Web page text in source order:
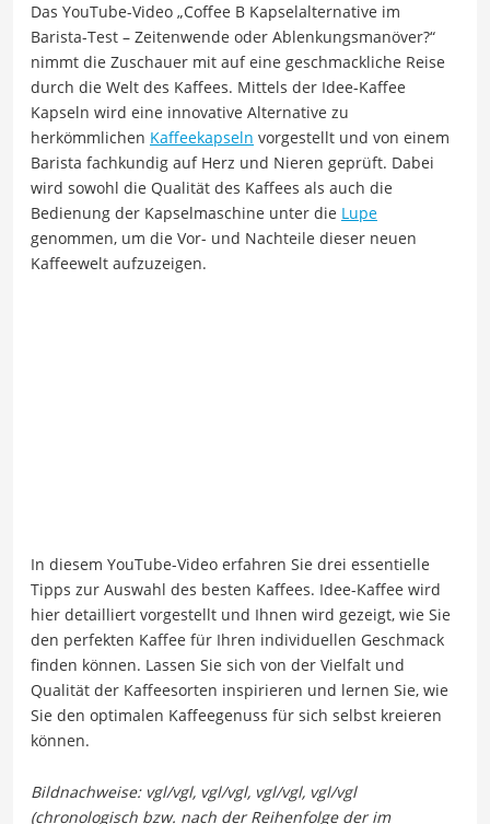
Das YouTube-Video „Coffee B Kapselalternative im
Barista-Test – Zeitenwende oder Ablenkungsmanöver?“
nimmt die Zuschauer mit auf eine geschmackliche Reise
durch die Welt des Kaffees. Mittels der Idee-Kaffee
Kapseln wird eine innovative Alternative zu
herkömmlichen Kaffeekapseln vorgestellt und von einem
Barista fachkundig auf Herz und Nieren geprüft. Dabei
wird sowohl die Qualität des Kaffees als auch die
Bedienung der Kapselmaschine unter die Lupe
genommen, um die Vor- und Nachteile dieser neuen
Kaffeewelt aufzuzeigen.
In diesem YouTube-Video erfahren Sie drei essentielle
Tipps zur Auswahl des besten Kaffees. Idee-Kaffee wird
hier detailliert vorgestellt und Ihnen wird gezeigt, wie Sie
den perfekten Kaffee für Ihren individuellen Geschmack
finden können. Lassen Sie sich von der Vielfalt und
Qualität der Kaffeesorten inspirieren und lernen Sie, wie
Sie den optimalen Kaffeegenuss für sich selbst kreieren
können.